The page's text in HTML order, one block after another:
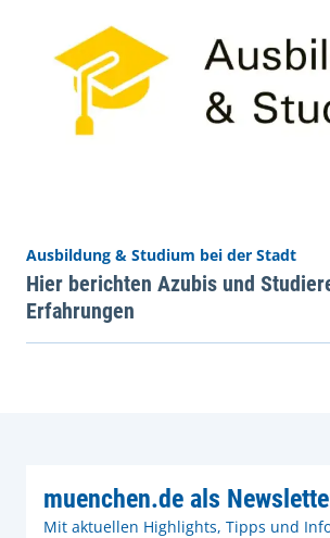
Ausbildung & Studium bei der Stadt
Hier berichten Azubis und
Erfahrungen
muenchen.de als
Mit aktuellen Highlights, Tipps und